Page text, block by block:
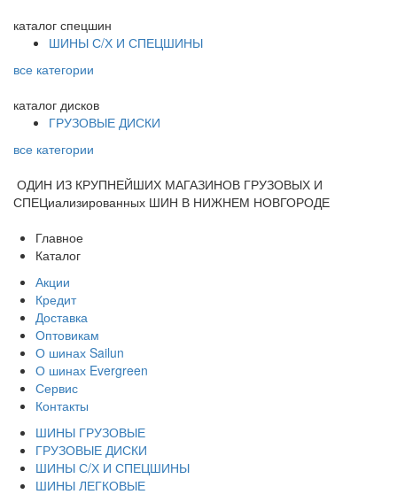
каталог спецшин
ШИНЫ С/Х И СПЕЦШИНЫ
все категории
каталог дисков
ГРУЗОВЫЕ ДИСКИ
все категории
ОДИН ИЗ КРУПНЕЙШИХ МАГАЗИНОВ ГРУЗОВЫХ И
СПЕЦиализированных ШИН В НИЖНЕМ НОВГОРОДЕ
Главное
Каталог
Акции
Кредит
Доставка
Оптовикам
О шинах Sailun
О шинах Evergreen
Сервис
Контакты
ШИНЫ ГРУЗОВЫЕ
ГРУЗОВЫЕ ДИСКИ
ШИНЫ С/Х И СПЕЦШИНЫ
ШИНЫ ЛЕГКОВЫЕ